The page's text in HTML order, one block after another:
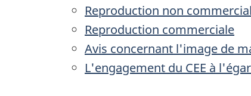
Reproduction non
Reproduction commerciale
Avis concernant l'image de
L'engagement du CEE à